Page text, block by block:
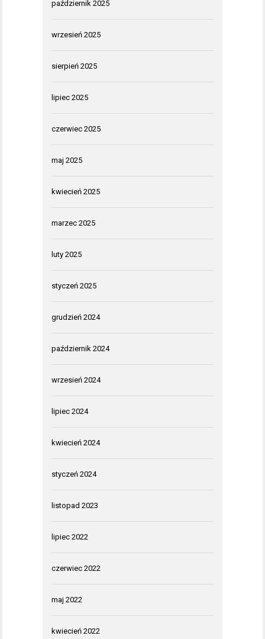
październik 2025
wrzesień 2025
sierpień 2025
lipiec 2025
czerwiec 2025
maj 2025
kwiecień 2025
marzec 2025
luty 2025
styczeń 2025
grudzień 2024
październik 2024
wrzesień 2024
lipiec 2024
kwiecień 2024
styczeń 2024
listopad 2023
lipiec 2022
czerwiec 2022
maj 2022
kwiecień 2022